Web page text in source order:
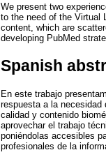
We present two
to the need of the Virtual
content, which are
developing PubMed
Spanish
En este trabajo
respuesta a la
calidad y contenido
aprovechar el trabajo
poniéndolas accesibles
profesionales de la